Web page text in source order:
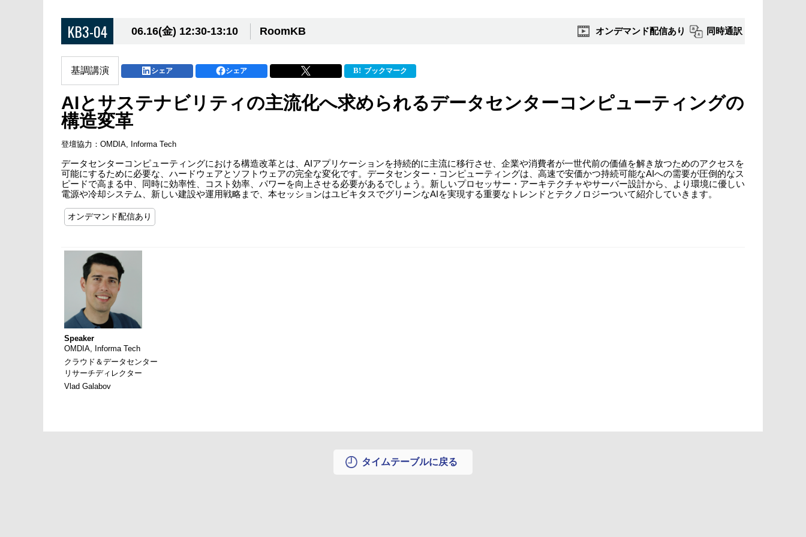
KB3-04 06.16(金) 12:30-13:10 RoomKB オンデマンド配信あり 同時通訳
基調講演 シェア シェア ブックマーク
AIとサステナビリティの主流化へ求められるデータセンターコンピューティングの
構造変革
登壇協力：OMDIA, Informa Tech
データセンターコンピューティングにおける構造改革とは、AIアプリケーションを持続的に主流に移行させ、企業や消費者が一世代前の価値を解き放つためのアクセスを
可能にするために必要な、ハードウェアとソフトウェアの完全な変化です。データセンター・コンピューティングは、高速で安価かつ持続可能なAIへの需要が圧倒的なス
ピードで高まる中、同時に効率性、コスト効率、パワーを向上させる必要があるでしょう。新しいプロセッサー・アーキテクチャやサーバー設計から、より環境に優しい
電源や冷却システム、新しい建設や運用戦略まで、本セッションはユビキタスでグリーンなAIを実現する重要なトレンドとテクノロジーついて紹介していきます。
オンデマンド配信あり
Speaker
OMDIA, Informa Tech
クラウド＆データセンター
リサーチディレクター
Vlad Galabov
タイムテーブルに戻る